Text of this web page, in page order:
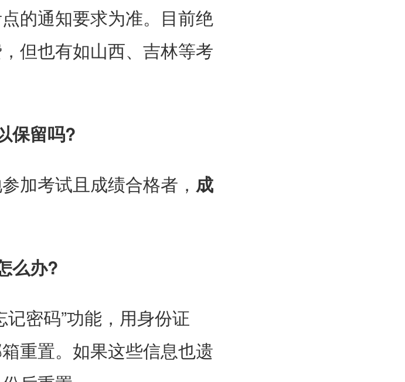
的通知要求为准。目前绝
但也有如山西、吉林等考
保留吗?
加考试且成绩合格者， 成
么办?
密码”功能，用身份证
重置。如果这些信息也遗